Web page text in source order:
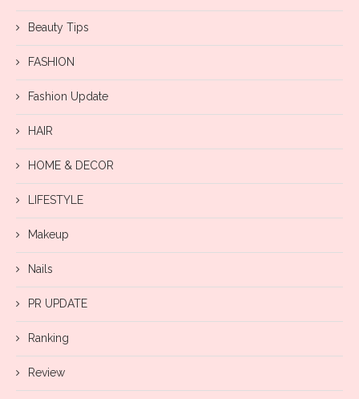
Beauty Tips
FASHION
Fashion Update
HAIR
HOME & DECOR
LIFESTYLE
Makeup
Nails
PR UPDATE
Ranking
Review